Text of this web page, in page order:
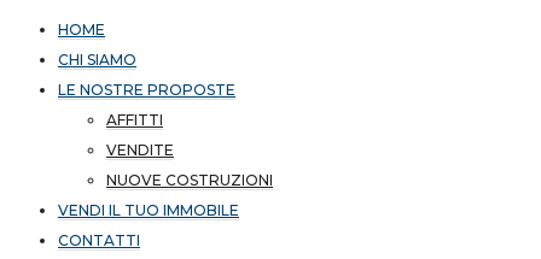
HOME
CHI SIAMO
LE NOSTRE PROPOSTE
AFFITTI
VENDITE
NUOVE COSTRUZIONI
VENDI IL TUO IMMOBILE
CONTATTI